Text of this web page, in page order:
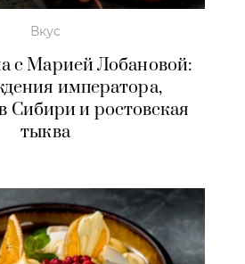
Вкус
с Марией Лобановой:
императора,
Сибири и ростовская
тыква